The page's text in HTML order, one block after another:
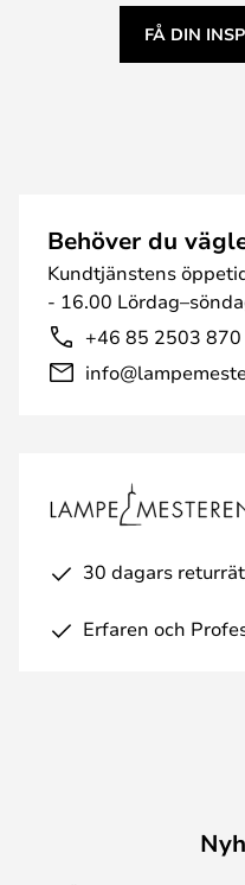
FÅ DIN
Behöver du
Kundtjänstens
- 16.00
+46 85 2503 870
30 dagars
Erfaren och